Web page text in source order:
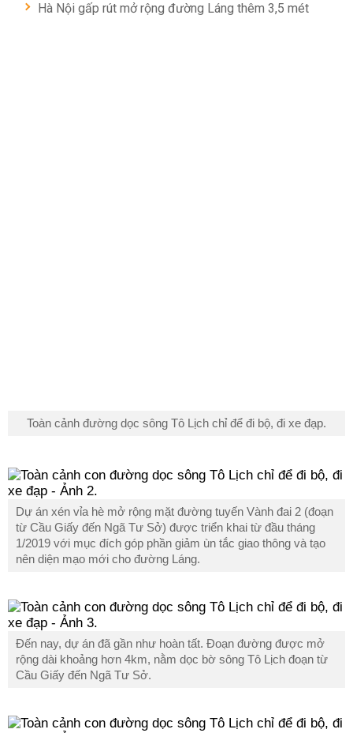
Hà Nội gấp rút mở rộng đường Láng thêm 3,5 mét
Toàn cảnh đường dọc sông Tô Lịch chỉ để đi bộ, đi xe đạp.
Dự án xén vỉa hè mở rộng mặt đường tuyến Vành đai 2 (đoạn
từ Cầu Giấy đến Ngã Tư Sở) được triển khai từ đầu tháng
1/2019 với mục đích góp phần giảm ùn tắc giao thông và tạo
nên diện mạo mới cho đường Láng.
Đến nay, dự án đã gần như hoàn tất. Đoạn đường được mở
rộng dài khoảng hơn 4km, nằm dọc bờ sông Tô Lịch đoạn từ
Cầu Giấy đến Ngã Tư Sở.